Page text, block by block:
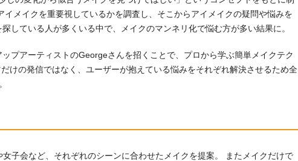
メイクを重要視しているかを調査し、そこからアイメイクの疑問や悩みを
している人が多くいる中で、メイクのマンネリ化で悩む方が多い結果に。
プアーティストのGeorgeさんを招くことで、プロから学ぶ簡単メイクテク
けの発信ではなく、ユーザーが抱えている悩みをそれぞれ解決させるため全
子会など、それぞれのシーンに合わせたメイクを提案。 またメイクだけで